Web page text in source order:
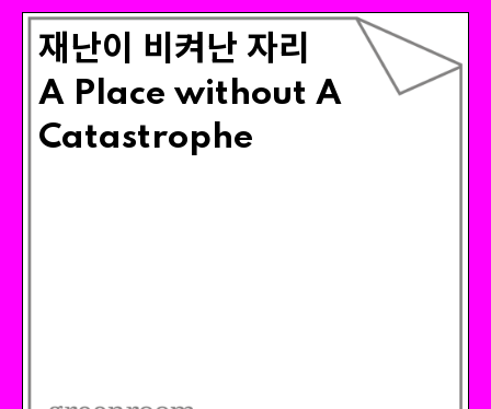
재난이 비켜난 자리
A Place without A
Catastrophe